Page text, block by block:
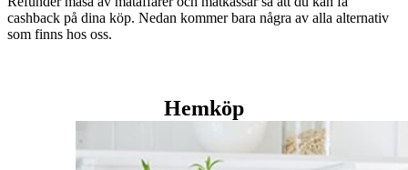
cashback på dina köp. Nedan kommer bara några av alla alternativ
som finns hos oss.
Hemköp